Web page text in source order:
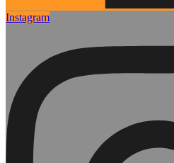
Instagram